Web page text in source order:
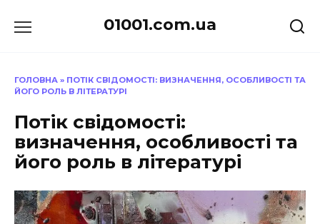
до
01001.com.ua
ГОЛОВНА » ПОТІК СВІДОМОСТІ: ВИЗНАЧЕННЯ, ОСОБЛИВОСТІ ТА
ЙОГО РОЛЬ В ЛІТЕРАТУРІ
Потік свідомості:
визначення, особливості та
його роль в літературі